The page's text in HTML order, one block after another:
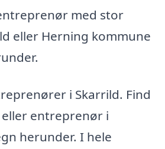
med stor
eller Herning kommune
i Skarrild. Find
entreprenør i
herunder. I hele